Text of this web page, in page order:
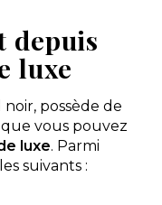
depuis
luxe
possède de
vous pouvez
luxe. Parmi
suivants :
Nouvelle-Aquitaine